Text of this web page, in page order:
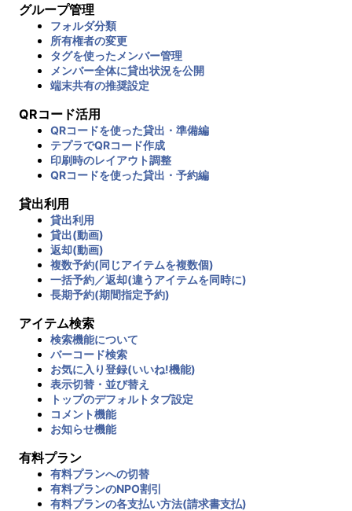
グループ管理
フォルダ分類
所有権者の変更
タグを使ったメンバー管理
メンバー全体に貸出状況を公開
端末共有の推奨設定
QRコード活用
QRコードを使った貸出・準備編
テプラでQRコード作成
印刷時のレイアウト調整
QRコードを使った貸出・予約編
貸出利用
貸出利用
貸出(動画)
返却(動画)
複数予約(同じアイテムを複数個)
一括予約／返却(違うアイテムを同時に)
長期予約(期間指定予約)
アイテム検索
検索機能について
バーコード検索
お気に入り登録(いいね!機能)
表示切替・並び替え
トップのデフォルトタブ設定
コメント機能
お知らせ機能
有料プラン
有料プランへの切替
有料プランのNPO割引
有料プランの各支払い方法(請求書支払)